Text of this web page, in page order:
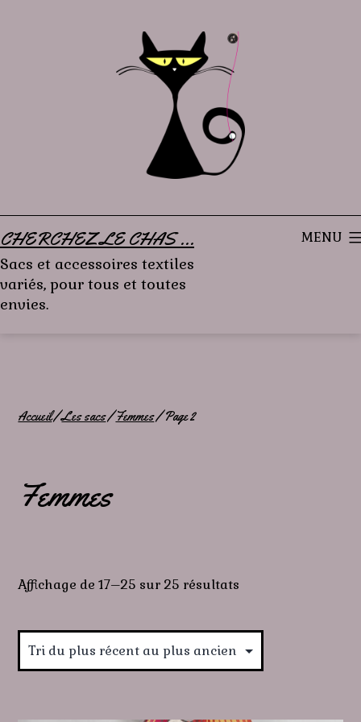
CHERCHEZ LE CHAS ...
Sacs et accessoires textiles
variés, pour tous et toutes
envies.
MENU
Accueil/Les sacs/Femmes/ Page 2
Femmes
Affichage de 17–25 sur 25 résultats
au